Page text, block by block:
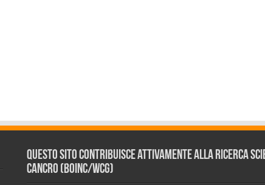
Questo sito contribuisce attivamente alla ricerca
Cancro (BOINC/WCG)